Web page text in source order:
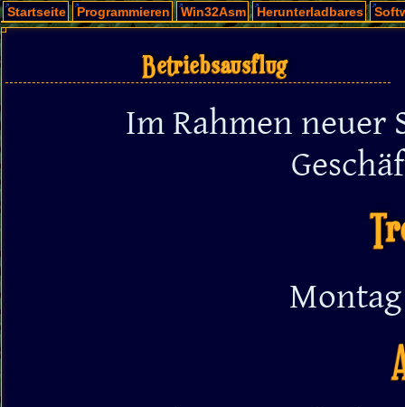
Startseite Programmieren Win32Asm Herunterladbares
Betriebsausflug
Im Rahmen neuer
Montag